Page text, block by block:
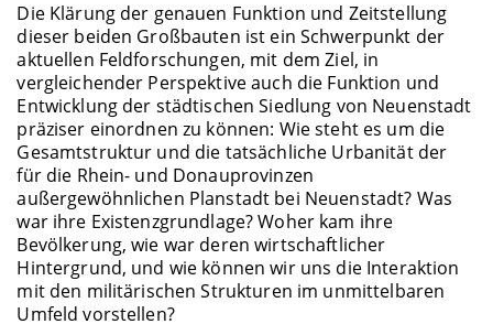
Die Klärung der genauen Funktion und Zeitstellung
dieser beiden Großbauten ist ein Schwerpunkt der
aktuellen Feldforschungen, mit dem Ziel, in
vergleichender Perspektive auch die Funktion und
Entwicklung der städtischen Siedlung von Neuenstadt
präziser einordnen zu können: Wie steht es um die
Gesamtstruktur und die tatsächliche Urbanität der
für die Rhein- und Donauprovinzen
außergewöhnlichen Planstadt bei Neuenstadt? Was
war ihre Existenzgrundlage? Woher kam ihre
Bevölkerung, wie war deren wirtschaftlicher
Hintergrund, und wie können wir uns die Interaktion
mit den militärischen Strukturen im unmittelbaren
Umfeld vorstellen?